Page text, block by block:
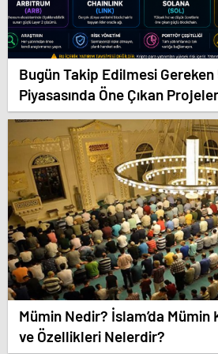
Bugün Takip Edilmesi
Piyasasında Öne Çıkan Projeler
Mümin Nedir? İslam’da Mümin
ve Özellikleri Nelerdir?